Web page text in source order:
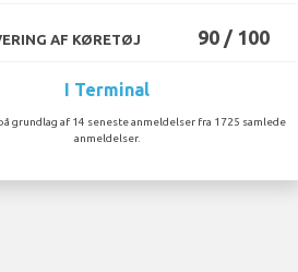
AF KØRETØJ 90 / 100
I Terminal
grundlag af 14 seneste anmeldelser fra 1725 samlede
anmeldelser.